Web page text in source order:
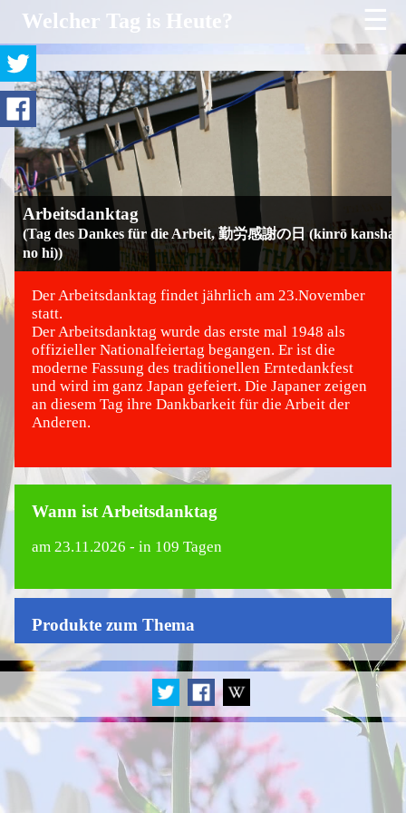
Welcher Tag is Heute? ☰
Arbeitsdanktag
(Tag des Dankes für die Arbeit, 勤労感謝の日 (kinrō kansha
no hi))
©
Der Arbeitsdanktag findet jährlich am 23.November
statt.
Der Arbeitsdanktag wurde das erste mal 1948 als
offizieller Nationalfeiertag begangen. Er ist die
moderne Fassung des traditionellen Erntedankfest
und wird im ganz Japan gefeiert. Die Japaner zeigen
an diesem Tag ihre Dankbarkeit für die Arbeit der
Anderen.
Wann ist Arbeitsdanktag
am 23.11.2026 - in 109 Tagen
Produkte zum Thema